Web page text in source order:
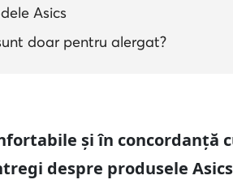
Asics
doar pentru alergat?
și în concordanță
despre produsele